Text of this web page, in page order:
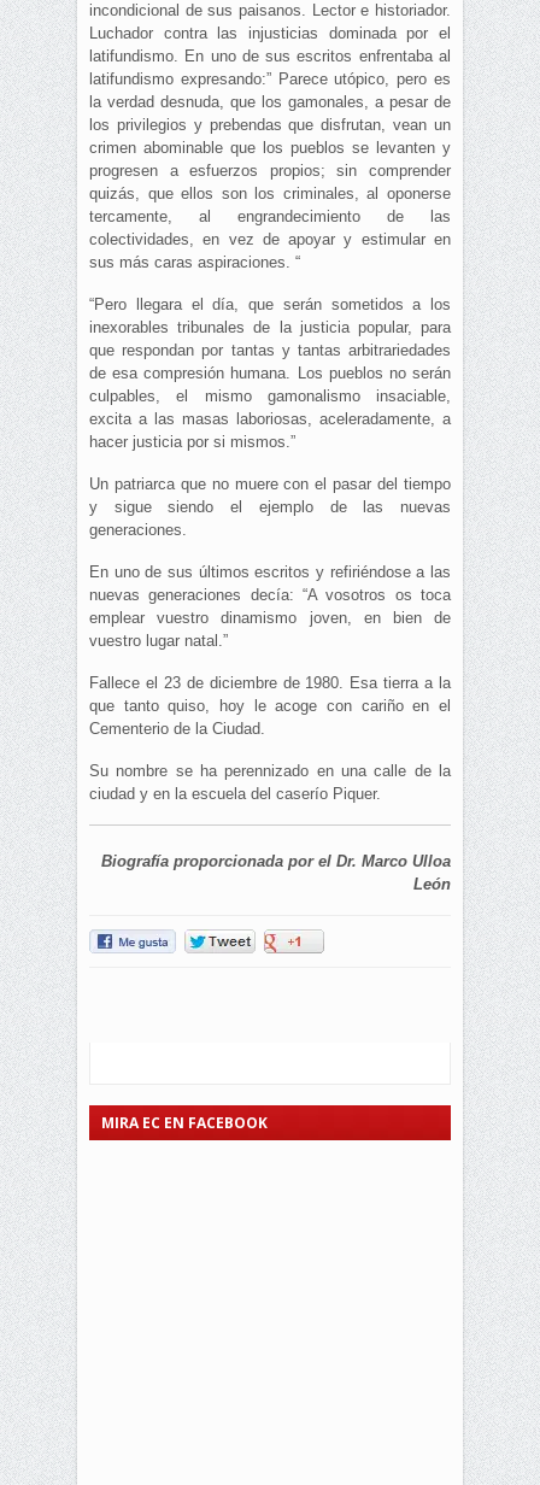
incondicional de sus paisanos. Lector e historiador.
Luchador contra las injusticias dominada por el
latifundismo. En uno de sus escritos enfrentaba al
latifundismo expresando:” Parece utópico, pero es
la verdad desnuda, que los gamonales, a pesar de
los privilegios y prebendas que disfrutan, vean un
crimen abominable que los pueblos se levanten y
progresen a esfuerzos propios; sin comprender
quizás, que ellos son los criminales, al oponerse
tercamente, al engrandecimiento de las
colectividades, en vez de apoyar y estimular en
sus más caras aspiraciones. “
“Pero llegara el día, que serán sometidos a los
inexorables tribunales de la justicia popular, para
que respondan por tantas y tantas arbitrariedades
de esa compresión humana. Los pueblos no serán
culpables, el mismo gamonalismo insaciable,
excita a las masas laboriosas, aceleradamente, a
hacer justicia por si mismos.”
Un patriarca que no muere con el pasar del tiempo
y sigue siendo el ejemplo de las nuevas
generaciones.
En uno de sus últimos escritos y refiriéndose a las
nuevas generaciones decía: “A vosotros os toca
emplear vuestro dinamismo joven, en bien de
vuestro lugar natal.”
Fallece el 23 de diciembre de 1980. Esa tierra a la
que tanto quiso, hoy le acoge con cariño en el
Cementerio de la Ciudad.
Su nombre se ha perennizado en una calle de la
ciudad y en la escuela del caserío Piquer.
Biografía proporcionada por el Dr. Marco Ulloa
León
MIRA EC EN FACEBOOK